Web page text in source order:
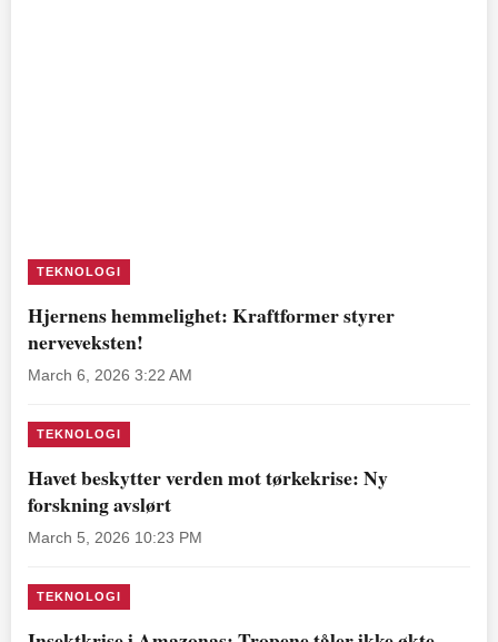
TEKNOLOGI
Hjernens hemmelighet: Kraftformer styrer
nerveveksten!
March 6, 2026 3:22 AM
TEKNOLOGI
Havet beskytter verden mot tørkekrise: Ny
forskning avslørt
March 5, 2026 10:23 PM
TEKNOLOGI